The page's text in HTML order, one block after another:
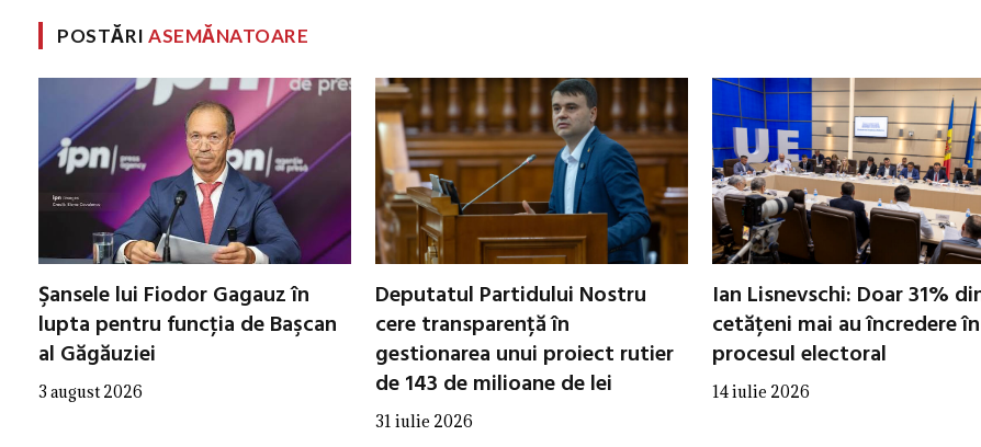
POSTĂRIASEMĂNATOARE
Şansele lui Fiodor Gagauz în
lupta pentru funcţia de Başcan
al Găgăuziei
3 august 2026
Deputatul Partidului Nostru
cere transparență în
gestionarea unui proiect rutier
de 143 de milioane de lei
31 iulie 2026
Ian Lisnevschi: Doar 31%
cetățeni mai au încredere în
procesul electoral
14 iulie 2026